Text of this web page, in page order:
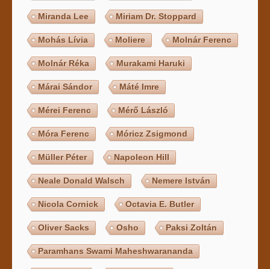
Miranda Lee Miriam Dr. Stoppard
Mohás Lívia Moliere Molnár Ferenc
Molnár Réka Murakami Haruki
Márai Sándor Máté Imre
Mérei Ferenc Mérő László
Móra Ferenc Móricz Zsigmond
Müller Péter Napoleon Hill
Neale Donald Walsch Nemere István
Nicola Cornick Octavia E. Butler
Oliver Sacks Osho Paksi Zoltán
Paramhans Swami Maheshwarananda